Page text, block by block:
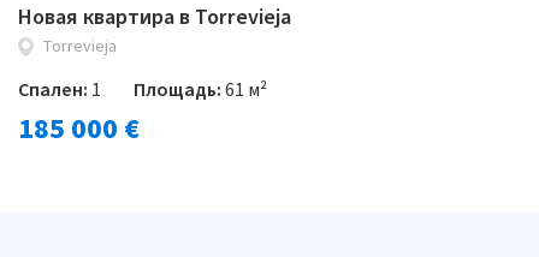
Новая квартира в Torrevieja
Torrevieja
Спален: 1 Площадь:61 м²
185 000 €